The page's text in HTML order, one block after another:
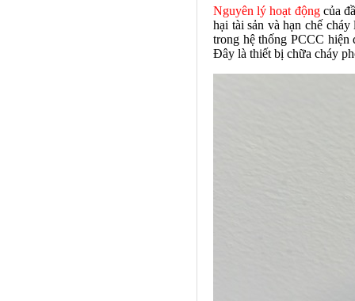
Nguyên lý hoạt độngcủa
hại tài sản và hạn chế
trong hệ thống PCCC
Đây là thiết bị chữa cháy